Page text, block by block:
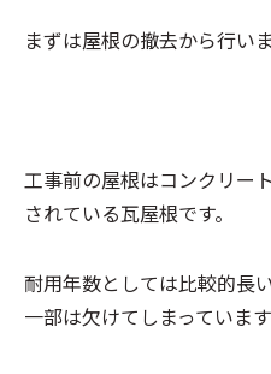
まずは屋根の撤去から行いま
工事前の屋根はコンクリー
されている瓦屋根です。
耐用年数としては比較的長
一部は欠けてしまっています